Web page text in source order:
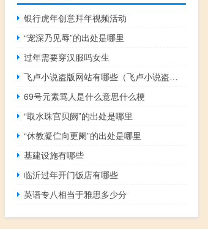
银行虎年创意拜年视频活动
“宠深乃见辱”的出处是哪里
过年需要穿汉服吗女生
飞卢小说盗版网站有哪些（飞卢小说盗版网站2019）
69号元素骂人是什么意思什么梗
“取水珠宫贝阙”的出处是哪里
“休教凝伫向更阑”的出处是哪里
基建设施有哪些
临沂过年开门饭店有哪些
英语专八相当于雅思多少分